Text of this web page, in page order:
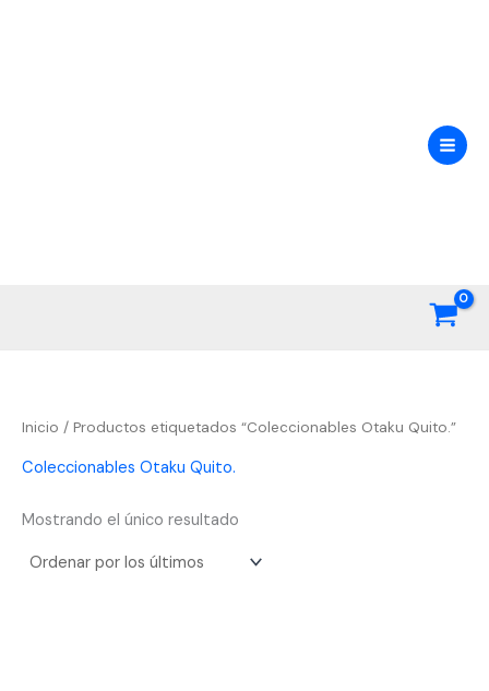
Inicio / Productos etiquetados “Coleccionables Otaku Quito.”
Coleccionables Otaku Quito.
Mostrando el único resultado